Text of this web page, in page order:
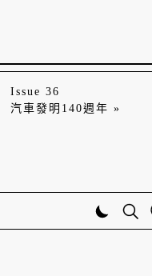
Issue 36
汽車發明140週年 »